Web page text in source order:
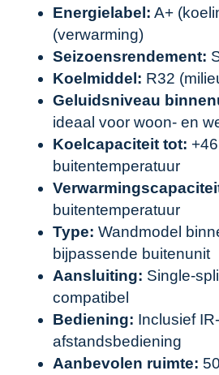
Energielabel: A+
(verwarming)
Seizoensrendement:
Koelmiddel: R32
Geluidsniveau
ideaal voor woon- en
Koelcapaciteit tot:
buitentemperatuur
buitentemperatuur
Type: Wandmodel
bijpassende buitenunit
Aansluiting: Single-
compatibel
Bediening: Inclusief IR-
afstandsbediening
Aanbevolen ruimte: